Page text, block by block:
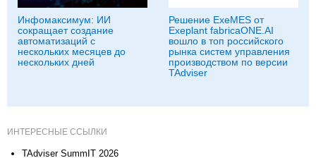
Инфомаксимум: ИИ
сокращает создание
автоматизаций с
нескольких месяцев до
нескольких дней
Решение ExeMES от
Exeplant fabricaONE.AI
вошло в топ российского
рынка систем управления
производством по версии
TAdviser
ИНТЕРЕСНЫЕ ССЫЛКИ
TAdviser SummIT 2026